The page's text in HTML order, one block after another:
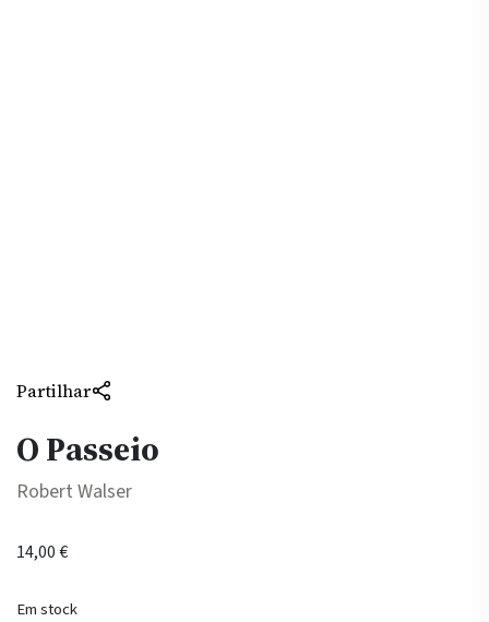
Partilhar
O Passeio
Robert Walser
14,00€
Em stock